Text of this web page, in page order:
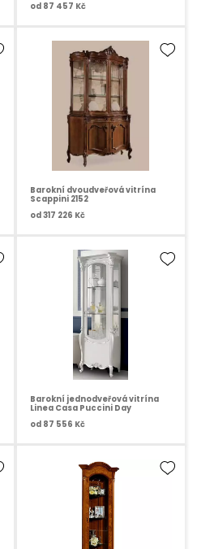
od 87 457 Kč
Barokní dvoudveřová vitrína
Scappini 2152
od317 226 Kč
Barokní jednodveřová vitrína
Linea Casa Puccini Day
od 87 556 Kč